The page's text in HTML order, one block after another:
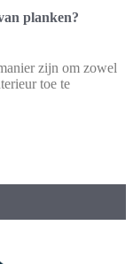
planken?
zijn om zowel
toe te